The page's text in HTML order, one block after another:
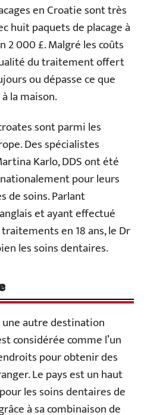
en Croatie sont très
huit paquets de placage à
2 000 £. Malgré les coûts
du traitement offert
ou dépasse ce que
la maison.
sont parmi les
Des spécialistes
Karlo, DDS ont été
pour leurs
de soins. Parlant
et ayant effectué
en 18 ans, le Dr
les soins dentaires.
autre destination
considérée comme l’un
pour obtenir des
Le pays est un haut
les soins dentaires de
à sa combinaison de